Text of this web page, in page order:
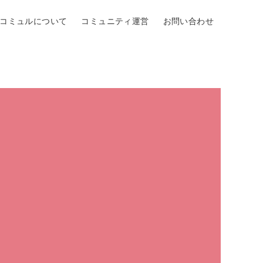
ミュルについて コミュニティ運営 お問い合わせ